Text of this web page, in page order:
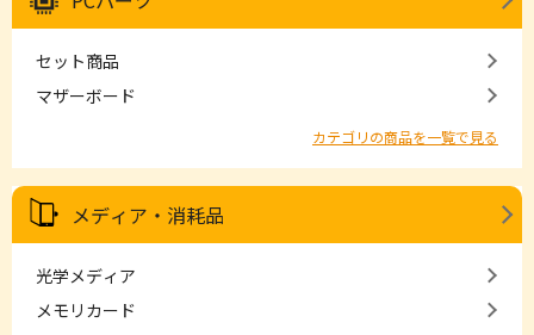
セット商品
マザーボード
カテゴリの商品を一覧で見る
メディア・消耗品
光学メディア
メモリカード